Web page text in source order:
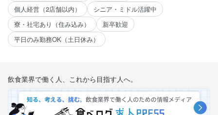
個人経営（2店舗以内）
シニア・ミドル活躍中
寮・社宅あり（住み込み）
新卒歓迎
平日のみ勤務OK（土日休み）
飲食業界で働く人、これから目指す人へ。